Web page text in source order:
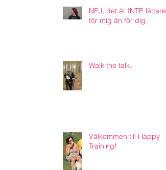
NEJ, det är INTE lättare
för mig än för dig.
Walk the talk.
Välkommen till Happy
Training!